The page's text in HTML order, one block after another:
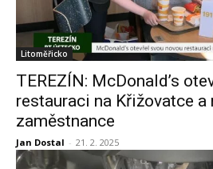
Litoměřicko
TEREZÍN: McDonald’s
restauraci na Křižovatce a
zaměstnance
Jan Dostal - 21. 2. 2025